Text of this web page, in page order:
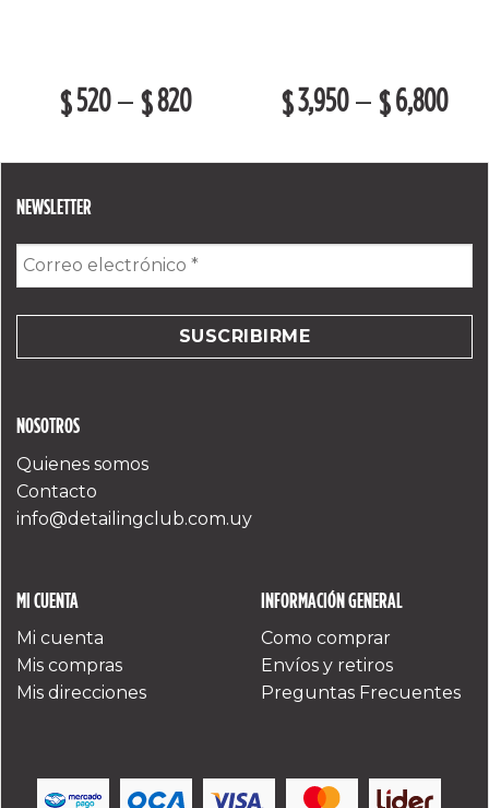
$ 520– $820 $3,950– $ 6,800
NOSOTROS
Quienes somos
Contacto
info@detailingclub.com.uy
MI CUENTA
Mi cuenta
Mis compras
Mis direcciones
INFORMACIÓN GENERAL
Como comprar
Envíos y retiros
Preguntas Frecuentes
NEWSLETTER
electrónico